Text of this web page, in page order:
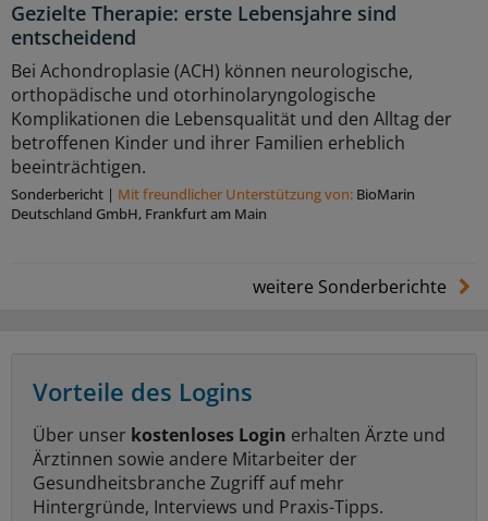
Gezielte Therapie: erste Lebensjahre sind
entscheidend
Bei Achondroplasie (ACH) können neurologische,
orthopädische und otorhinolaryngologische
Komplikationen die Lebensqualität und den Alltag der
betroffenen Kinder und ihrer Familien erheblich
beeinträchtigen.
Sonderbericht | Mit freundlicher Unterstützung von: BioMarin
Deutschland GmbH, Frankfurt am Main
weitere Sonderberichte
Vorteile des Logins
Über unser kostenloses Login erhalten Ärzte und
Ärztinnen sowie andere Mitarbeiter der
Gesundheitsbranche Zugriff auf mehr
Hintergründe, Interviews und Praxis-Tipps.